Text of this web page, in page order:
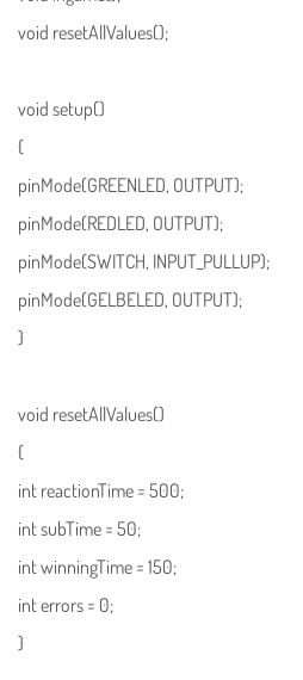
void resetAllValues();
void setup()
{
pinMode(GREENLED, OUTPUT);
pinMode(REDLED, OUTPUT);
pinMode(SWITCH, INPUT_PULLUP);
pinMode(GELBELED, OUTPUT);
}
void resetAllValues()
{
int reactionTime = 500;
int subTime = 50;
int winningTime = 150;
int errors = 0;
}